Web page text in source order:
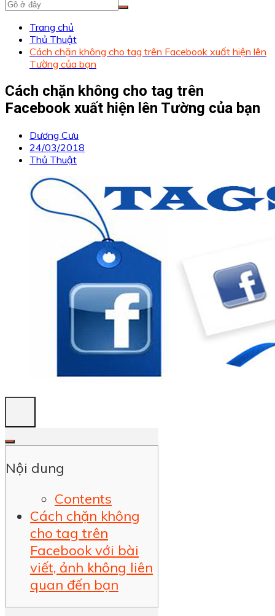
Trang chủ
Thủ Thuật
Cách chặn không cho tag trên Facebook xuất hiện lên
Tường của bạn
Cách chặn không cho tag trên
Facebook xuất hiện lên Tường của bạn
Dương Cưu
24/03/2018
Thủ Thuật
Nội dung
Contents
Cách chặn không
cho tag trên
Facebook với bài
viết, ảnh không liên
quan đến bạn